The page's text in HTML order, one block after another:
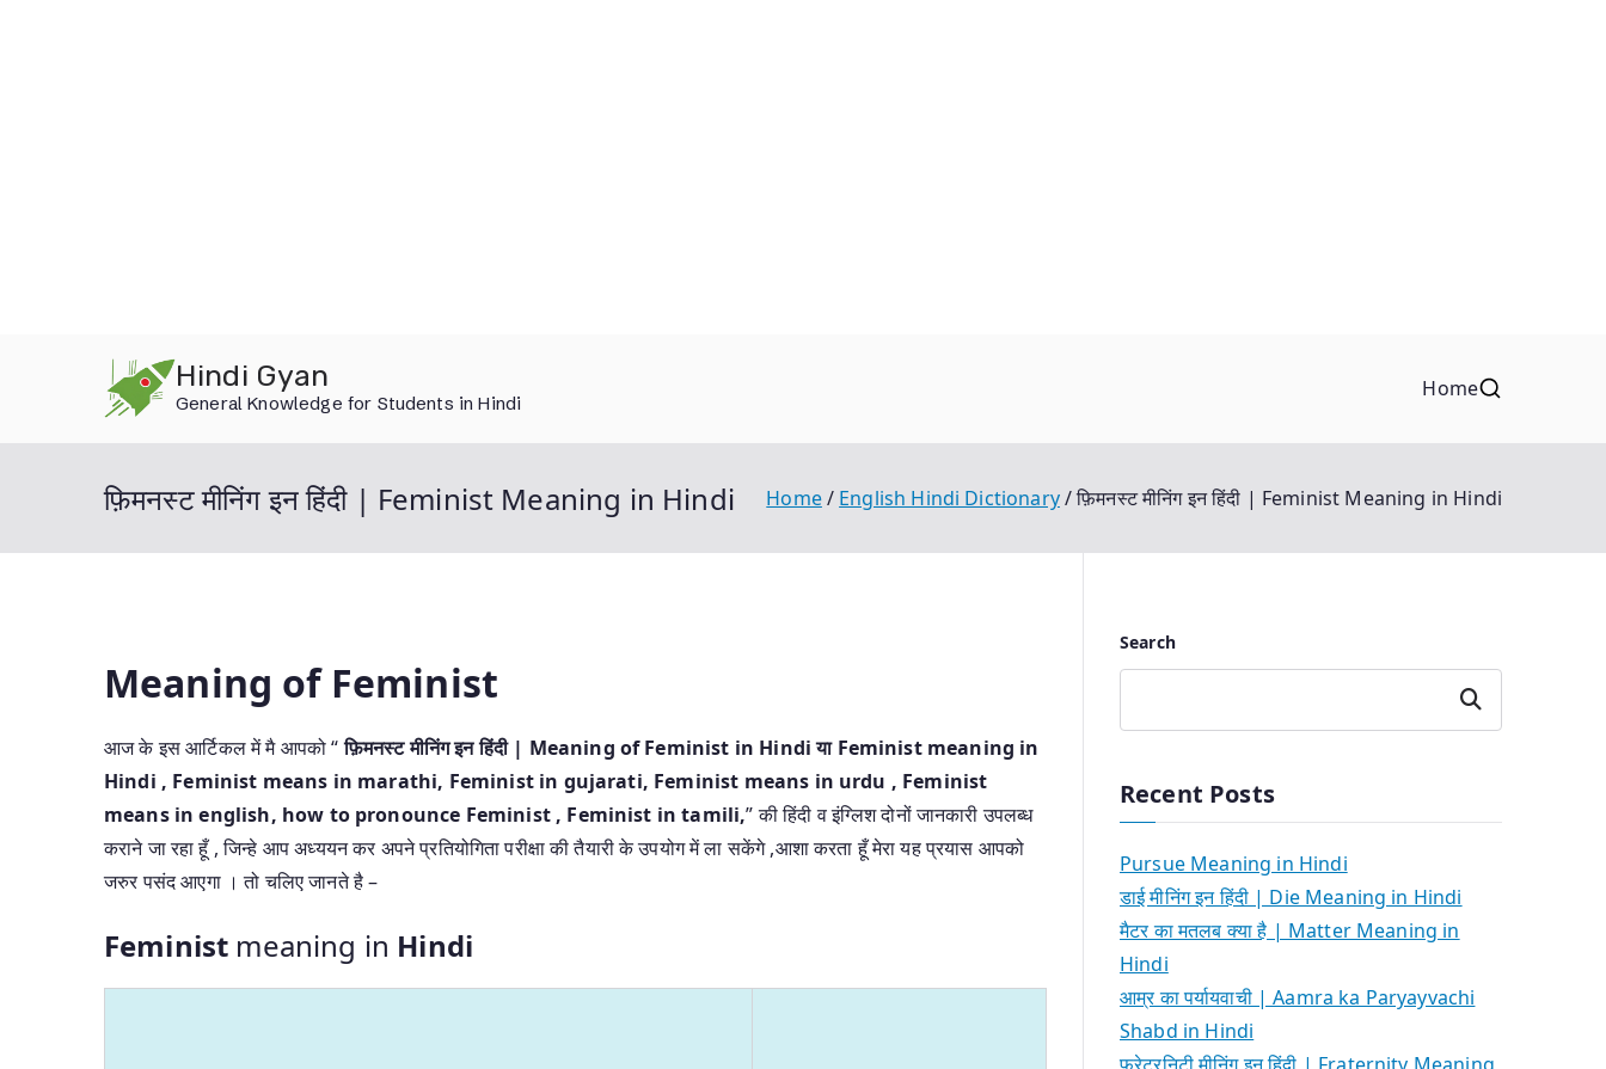
Hindi Gyan
General Knowledge for Students in Hindi
Home
फ़िमनस्ट मीनिंग इन हिंदी | Feminist Meaning in Hindi Home English Hindi Dictionary फ़िमनस्ट मीनिंग इन हिंदी | Feminist Meaning in Hindi
Meaning of Feminist
आज के इस आर्टिकल में मै आपको “फ़िमनस्ट मीनिंग इन हिंदी | Meaning of Feminist in Hindi या Feminist meaning in
Hindi , Feminist means in marathi, Feminist in gujarati, Feminist means in urdu , Feminist
means in english, how to pronounce Feminist , Feminist in tamili,” की हिंदी व इंग्लिश दोनों जानकारी उपलब्ध
कराने जा रहा हूँ , जिन्हे आप अध्ययन कर अपने प्रतियोगिता परीक्षा की तैयारी के उपयोग में ला सकेंगे ,आशा करता हूँ मेरा यह प्रयास आपको
जरुर पसंद आएगा । तो चलिए जानते है –
Feminist meaning in Hindi
Search
Search
Recent Posts
Pursue Meaning in Hindi
डाई मीनिंग इन हिंदी | Die Meaning in Hindi
मैटर का मतलब क्या है | Matter Meaning in
Hindi
आम्र का पर्यायवाची | Aamra ka Paryayvachi
Shabd in Hindi